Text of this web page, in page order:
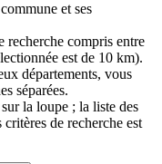
et ses
recherche compris entre
est de 10 km).
départements, vous
séparées.
la loupe ; la liste des
de recherche est